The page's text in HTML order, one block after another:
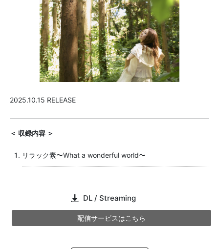
2025.10.15 RELEASE
＜ 収録内容 ＞
リラック素〜What a wonderful world〜
DL / Streaming
配信サービスはこちら